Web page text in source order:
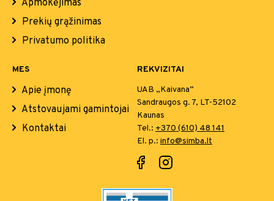
Apmokėjimas
Prekių grąžinimas
Privatumo politika
MES
Apie įmonę
Atstovaujami gamintojai
Kontaktai
REKVIZITAI
UAB „Kaivana”
Sandraugos g. 7, LT-52102
Kaunas
Tel.: +370 (610) 48 141
El. p.: info@simba.lt